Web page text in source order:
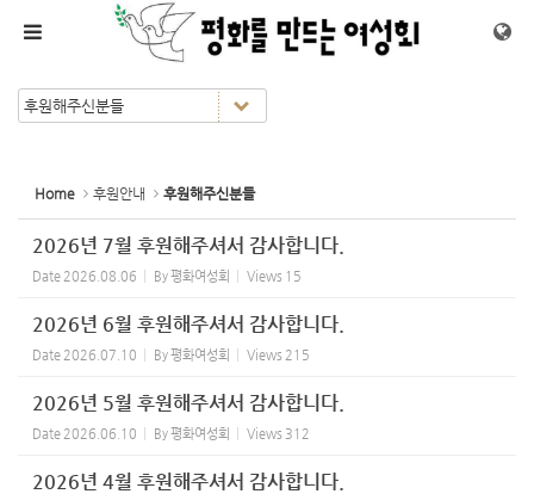
Home 후원안내 후원해주신분들
2026년 7월 후원해주셔서 감사합니다.
Date 2026.08.06 By평화여성회 Views 15
2026년 6월 후원해주셔서 감사합니다.
Date 2026.07.10 By평화여성회 Views 215
2026년 5월 후원해주셔서 감사합니다.
Date 2026.06.10 By평화여성회 Views 312
2026년 4월 후원해주셔서 감사합니다.